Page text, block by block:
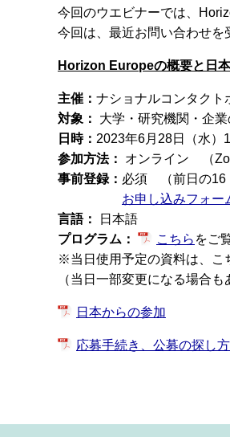
今回のウエビナーでは、
今回は、最近お問い合わせを
Horizon Europeの概要と日
主催： ナショナルコンタクト
対象：
大学・研究機関・企
日時： 2023年6月28日（水
参加方法：
オンライン （
事前登録： 必須 （前日の16
お申し込みフォー
言語：
日本語
プログラム：
こちら をご
※当日使用予定の資料は、こ
（当日一部変更になる場合
日本からの参加
応募手続き、公募の探し